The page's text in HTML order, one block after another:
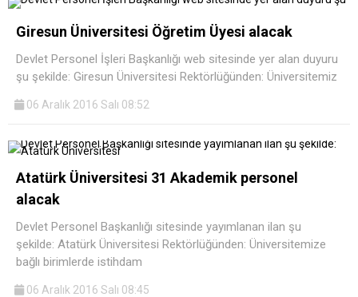
Giresun Üniversitesi Öğretim Üyesi alacak
Devlet Personel İşleri Başkanlığı web sitesinde yer alan duyuru
şu şekilde: Giresun Üniversitesi Rektörlüğünden: Üniversitemiz
06 Aralık 2016 Salı 08:52
Atatürk Üniversitesi 31 Akademik personel
alacak
Devlet Personel Başkanlığı sitesinde yayımlanan ilan şu
şekilde: Atatürk Üniversitesi Rektörlüğünden: Üniversitemize
bağlı birimlerde istihdam
06 Aralık 2016 Salı 08:45